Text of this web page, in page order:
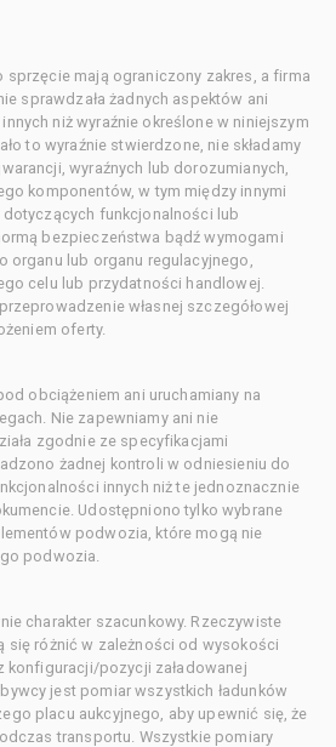
sprzęcie mają ograniczony zakres, a firma
sprawdzała żadnych aspektów ani
niż wyraźnie określone w niniejszym
to wyraźnie stwierdzone, nie składamy
wyraźnych lub dorozumianych,
komponentów, w tym między innymi
funkcjonalności lub
bezpieczeństwa bądź wymogami
organu lub organu regulacyjnego,
celu lub przydatności handlowej.
własnej szczegółowej
oferty.
obciążeniem ani uruchamiany na
Nie zapewniamy ani nie
zgodnie ze specyfikacjami
żadnej kontroli w odniesieniu do
innych niż te jednoznacznie
Udostępniono tylko wybrane
podwozia, które mogą nie
podwozia.
charakter szacunkowy. Rzeczywiste
się różnić w zależności od wysokości
konfiguracji/pozycji załadowanej
jest pomiar wszystkich ładunków
placu aukcyjnego, aby upewnić się, że
transportu. Wszystkie pomiary